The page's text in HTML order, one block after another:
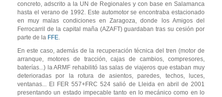
concreto, adscrito a la UN de Regionales y con base en Salamanca
hasta el verano de 1992. Este automotor se encontraba estacionado
en muy malas condiciones en Zaragoza, donde los Amigos del
Ferrocarril de la capital maña (AZAFT) guardaban tras su cesión por
parte de la FFE.
En este caso, además de la recuperación técnica del tren (motor de
arranque, motores de tracción, cajas de cambios, compresores,
baterías...) la ARMF rehabilitó las salas de viajeros que estaban muy
deterioradas por la rotura de asientos, paredes, techos, luces,
ventanas... El FER 557+FRC 524 salió de Lleida en abril de 2001
presentando un estado impecable tanto en lo mecánico como en lo